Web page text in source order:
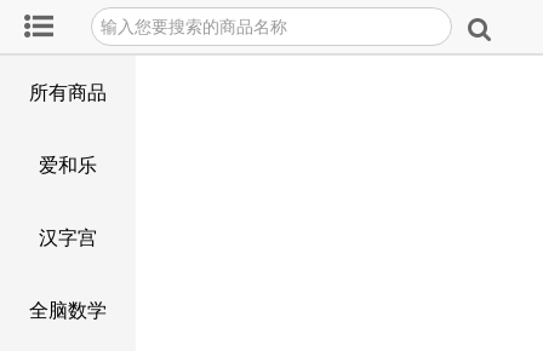
所有商品
爱和乐
汉字宫
全脑数学